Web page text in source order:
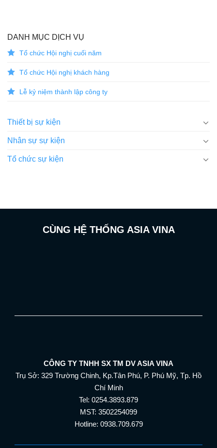
DANH MỤC DỊCH VỤ
Tổ chức Hội nghị cuối năm
Tổ chức Hội nghị khách hàng
Lễ kỷ niệm thành lập công ty
Thiết bị sự kiện
Nhân sự sự kiện
Tổ chức sự kiện
CÙNG HỆ THỐNG ASIA VINA
CÔNG TY TNHH SX TM DV ASIA VINA
Trụ Sở: 329 Trường Chinh, Kp.Tân Phú, P. Phú Mỹ, Tp. Hồ
Chí Minh
Tel: 0254.3893.879
MST: 3502254099
Hotline: 0938.709.679